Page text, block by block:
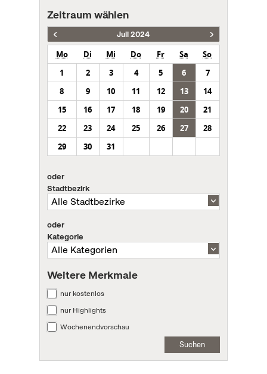
Zeitraum wählen
Juli 2024
Mo Di Mi Do Fr Sa
So
1
2 3 4 5 6
7
8
9 10 11 12 13
14
15
16 17 18 19 20
21
22
23 24 25 26 27
28
29
30 31
oder
Stadtbezirk
oder
Kategorie
Weitere Merkmale
nur kostenlos
nur Highlights
Wochenendvorschau
Suchen